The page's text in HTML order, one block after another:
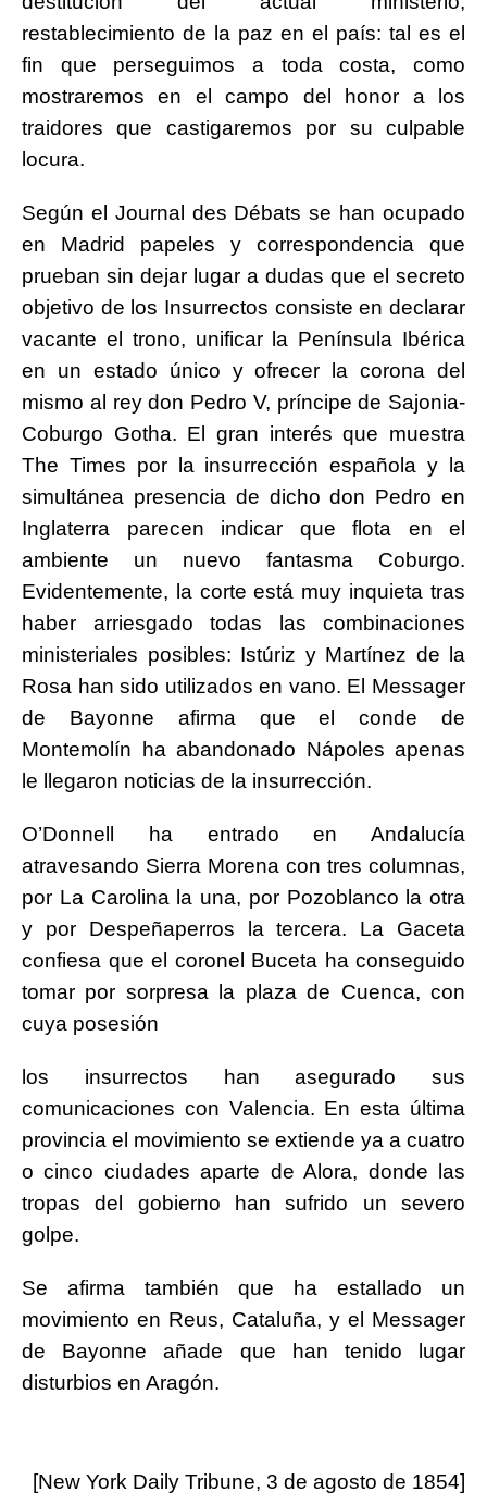
restablecimiento de la paz en el país: tal es el
fin que perseguimos a toda costa, como
mostraremos en el campo del honor a los
traidores que castigaremos por su culpable
locura.
Según el Journal des Débats se han ocupado
en Madrid papeles y correspondencia que
prueban sin dejar lugar a dudas que el secreto
objetivo de los Insurrectos consiste en declarar
vacante el trono, unificar la Península Ibérica
en un estado único y ofrecer la corona del
mismo al rey don Pedro V, príncipe de Sajonia-
Coburgo Gotha. El gran interés que muestra
The Times por la insurrección española y la
simultánea presencia de dicho don Pedro en
Inglaterra parecen indicar que flota en el
ambiente un nuevo fantasma Coburgo.
Evidentemente, la corte está muy inquieta tras
haber arriesgado todas las combinaciones
ministeriales posibles: Istúriz y Martínez de la
Rosa han sido utilizados en vano. El Messager
de Bayonne afirma que el conde de
Montemolín ha abandonado Nápoles apenas
le llegaron noticias de la insurrección.
O’Donnell ha entrado en Andalucía
atravesando Sierra Morena con tres columnas,
por La Carolina la una, por Pozoblanco la otra
y por Despeñaperros la tercera. La Gaceta
confiesa que el coronel Buceta ha conseguido
tomar por sorpresa la plaza de Cuenca, con
cuya posesión
los insurrectos han asegurado sus
comunicaciones con Valencia. En esta última
provincia el movimiento se extiende ya a cuatro
o cinco ciudades aparte de Alora, donde las
tropas del gobierno han sufrido un severo
golpe.
Se afirma también que ha estallado un
movimiento en Reus, Cataluña, y el Messager
de Bayonne añade que han tenido lugar
disturbios en Aragón.
[New York Daily Tribune, 3 de agosto de 1854]